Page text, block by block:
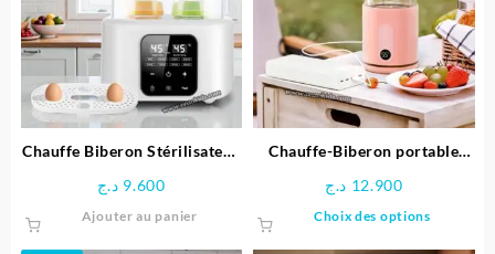
Chauffe Biberon Stérilisateur
9.600 د.ج
Ajouter au panier
Chauffe-Biberon portable
12.900 د.ج
Choix des options